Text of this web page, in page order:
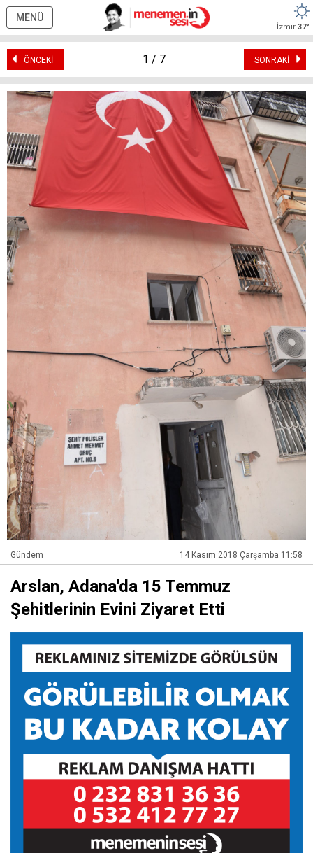
MENÜ
İzmir 37°
ÖNCEKİ SONRAKİ
1 / 7
Gündem 14 Kasım 2018 Çarşamba 11:58
Arslan, Adana'da 15 Temmuz
Şehitlerinin Evini Ziyaret Etti